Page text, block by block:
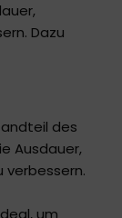
Dazu
des
Ausdauer,
verbessern.
um